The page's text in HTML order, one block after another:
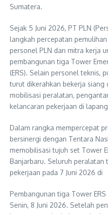
Sumatera.
Sejak 5 Juni 2026, PT PLN
langkah percepatan
personel PLN dan mitra kerja
pembangunan tiga Tower
(ERS). Selain personel teknis,
turut dikerahkan bekerja siang
mobilisasi peralatan,
kelancaran pekerjaan di
Dalam rangka mempercepat
bersinergi dengan Tentara
memobilisasi tujuh set Tower
Banjarbaru. Seluruh
pekerjaan pada 7 Juni 2026 di
Pembangunan tiga Tower
Senin, 8 Juni 2026. Setelah